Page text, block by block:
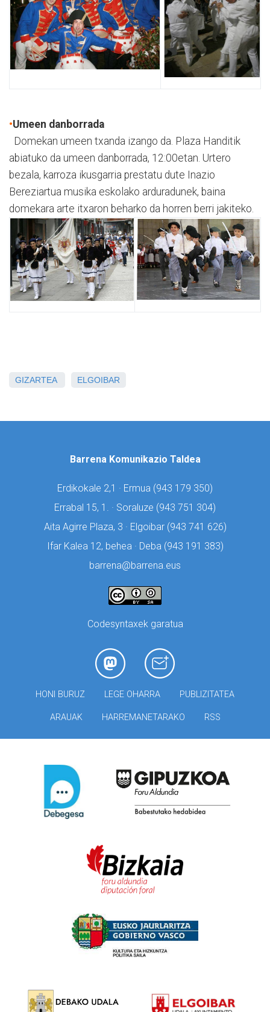
•Umeen danborrada
Domekan umeen txanda izango da. Plaza Handitik
abiatuko da umeen danborrada, 12:00etan. Urtero
bezala, karroza ikusgarria prestatu dute Inazio
Bereziartua musika eskolako arduradunek, baina
domekara arte itxaron beharko da horren berri jakiteko.
GIZARTEA ELGOIBAR
Barrena Komunikazio Taldea
Erdikokale 2,1 · Ermua (943 179 350)
Errabal 15, 1. · Soraluze (943 751 304)
Aita Agirre Plaza, 3 · Elgoibar (943 741 626)
Ifar Kalea 12, behea · Deba (943 191 383)
barrena@barrena.eus
Codesyntaxek garatua
HONI BURUZ LEGE OHARRA PUBLIZITATEA
ARAUAK HARREMANETARAKO RSS